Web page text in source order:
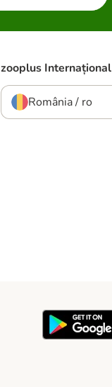
zooplus Internațional
România / ro